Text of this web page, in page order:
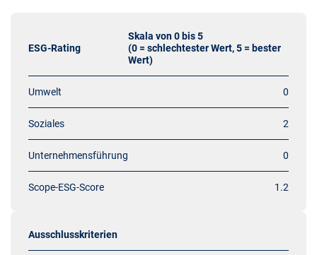
ESG-Rating
Skala von 0 bis 5
(0 = schlechtester Wert, 5 = bester
Wert)
Umwelt 0
Soziales 2
Unternehmensführung 0
Scope-ESG-Score 1.2
Ausschlusskriterien